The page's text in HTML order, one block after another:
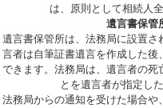
は、原則として相続人
遺言書保管
遺言書保管所は、法務局に設置
言者は自筆証書遺言を作成した
できます。法務局は、遺言者の死
とを遺言者が指定し
法務局からの通知を受けた場合